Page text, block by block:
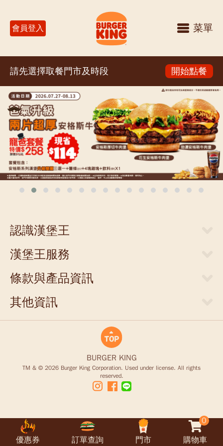
會員登入 菜單
請先選擇取餐門市及時段 開始點餐
優惠券 訂單查詢 門市
0
購物車
認識漢堡王
關於漢堡王
新聞中心
人才招募
聯絡我們
商業合作
漢堡王服務
當期優惠券
外送服務
門市清單
條款與產品資訊
網站隱私權聲明
食物營養成分參考表
其他資訊
豪點王服務調整說明
King Card儲值卡退款說明
BURGER KING
TM & © 2026 Burger King Corporation. Used under license. All rights
reserved.